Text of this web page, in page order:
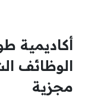
أكاديمية
الوظائف
مجزية